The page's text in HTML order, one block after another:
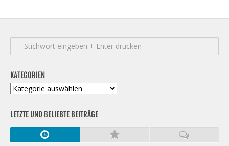
KATEGORIEN
Kategorien
LETZTE UND BELIEBTE BEITRÄGE